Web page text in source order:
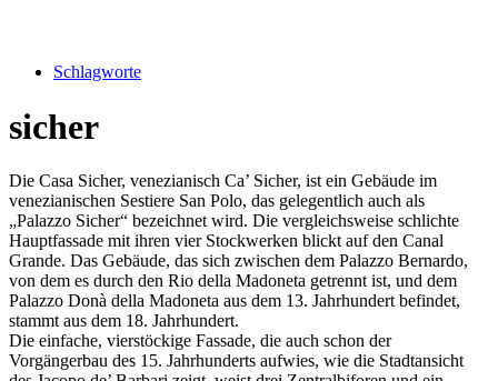
Schlagworte
sicher
Die Casa Sicher, venezianisch Ca’ Sicher, ist ein Gebäude im
venezianischen Sestiere San Polo, das gelegentlich auch als
„Palazzo Sicher“ bezeichnet wird. Die vergleichsweise schlichte
Hauptfassade mit ihren vier Stockwerken blickt auf den Canal
Grande. Das Gebäude, das sich zwischen dem Palazzo Bernardo,
von dem es durch den Rio della Madoneta getrennt ist, und dem
Palazzo Donà della Madoneta aus dem 13. Jahrhundert befindet,
stammt aus dem 18. Jahrhundert.
Die einfache, vierstöckige Fassade, die auch schon der
Vorgängerbau des 15. Jahrhunderts aufwies, wie die Stadtansicht